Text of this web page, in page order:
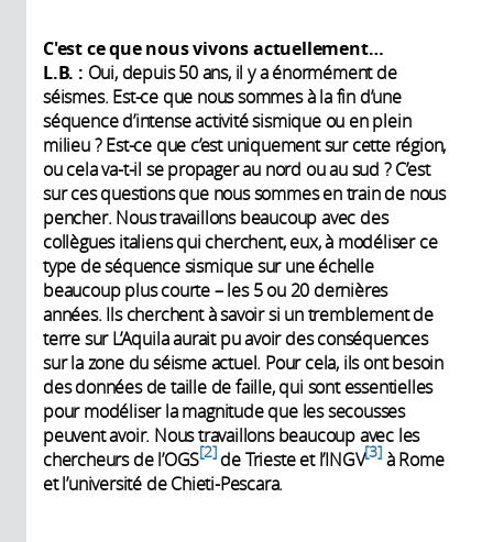
C'est ce que nous vivons actuellement…
L.B. : Oui, depuis 50 ans, il y a énormément de
séismes. Est-ce que nous sommes à la fin d’une
séquence d’intense activité sismique ou en plein
milieu ? Est-ce que c’est uniquement sur cette région,
ou cela va-t-il se propager au nord ou au sud ? C’est
sur ces questions que nous sommes en train de nous
pencher. Nous travaillons beaucoup avec des
collègues italiens qui cherchent, eux, à modéliser ce
type de séquence sismique sur une échelle
beaucoup plus courte – les 5 ou 20 dernières
années. Ils cherchent à savoir si un tremblement de
terre sur L’Aquila aurait pu avoir des conséquences
sur la zone du séisme actuel. Pour cela, ils ont besoin
des données de taille de faille, qui sont essentielles
pour modéliser la magnitude que les secousses
peuvent avoir. Nous travaillons beaucoup avec les
chercheurs de l’OGS 2 de Trieste et l’INGV 3 à Rome
et l’université de Chieti-Pescara.